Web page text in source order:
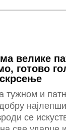
велике
готово
тужном и
се